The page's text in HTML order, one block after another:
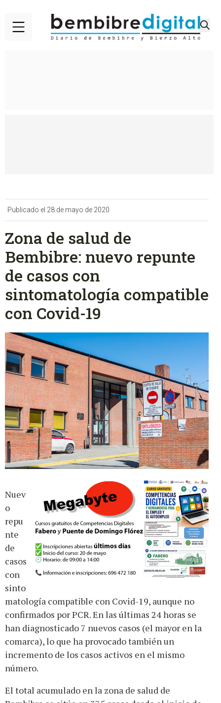
Publicado el 28 de mayo de 2020
Zona de salud de
Bembibre: nuevo repunte
de casos con
sintomatología compatible
con Covid-19
Nuev
o
repu
nte
de
casos
con
sinto
matología compatible con Covid-19, aunque no
confirmados por PCR. En las últimas 24 horas se
han diagnosticado 7 nuevos casos (el mayor en la
comarca), lo que ha provocado también un
incremento de los casos activos en el mismo
número.
El total acumulado en la zona de salud de